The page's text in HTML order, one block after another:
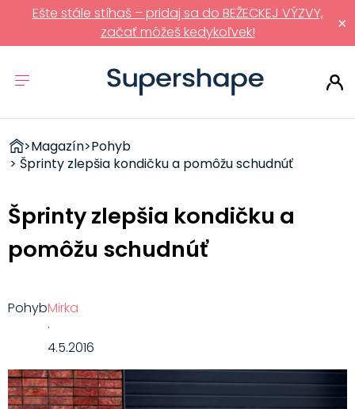
×
Ešte stále stíhaš – pridaj sa do BEŽECKEJ VÝZVY,
začať môžeš kedykoľvek!
ZDRAVÉ
RÝCHLOVKY
>Magazín>Pohyb
> Šprinty zlepšia kondičku a pomôžu schudnúť
Šprinty zlepšia kondičku a
pomôžu schudnúť
PohybMirka
·
4.5.2016